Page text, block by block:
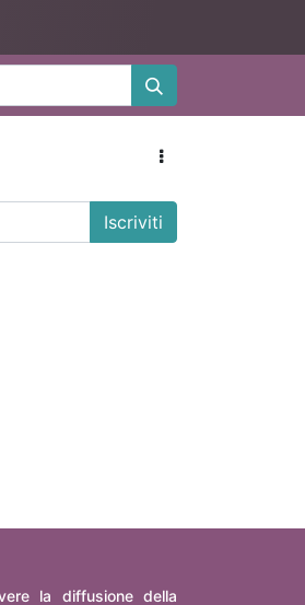
Iscriviti
la diffusione della